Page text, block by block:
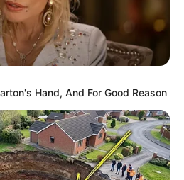
folhas no fundo da flor e
o círculo de feltro.
Hand, And For Good Reason